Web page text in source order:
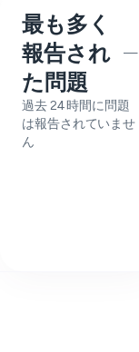
最も多く
報告され
た問題
—
過去 24 時間に問題
は報告されていませ
ん